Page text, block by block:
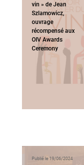
vin » de Jean
Szlamowicz,
ouvrage
récompensé aux
OIV Awards
Ceremony
Publié le 19/06/2024